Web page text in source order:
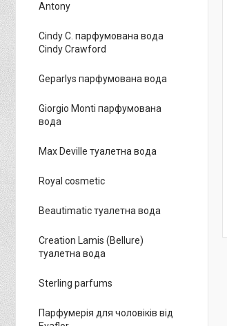
Antony
Cindy C. парфумована вода
Cindy Crawford
Geparlys парфумована вода
Giorgio Monti парфумована
вода
Max Deville туалетна вода
Royal cosmetic
Beautimatic туалетна вода
Creation Lamis (Bellure)
туалетна вода
Sterling parfums
Парфумерія для чоловіків від